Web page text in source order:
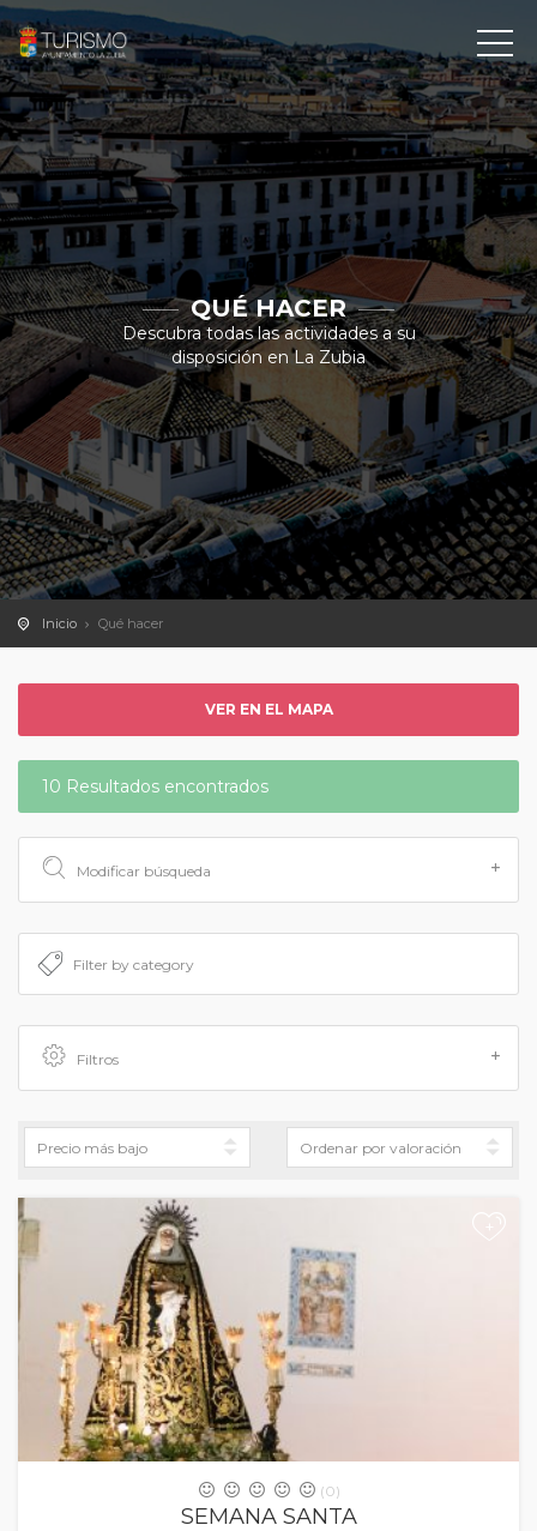
QUÉ HACER
Descubra todas las actividades a su
disposición en La Zubia
Inicio Qué hacer
VER EN EL MAPA
10 Resultados encontrados
Modificar búsqueda
Filtros
+
(0)
SEMANA SANTA